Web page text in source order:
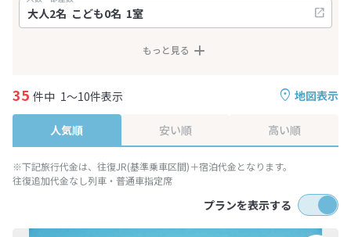
もっと見る
地図表示
35 件中 1～10件表示
人気順 安い順 高い順
※下記旅行代金は、往復JR(基準乗車区間)＋宿泊代金となります。
往復追加代金なし列車・普通車指定席
プランを表示する